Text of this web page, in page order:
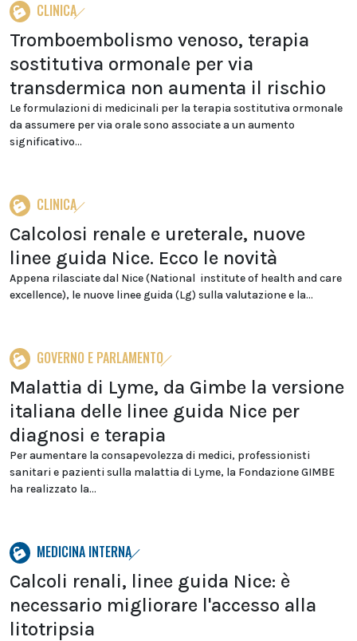
CLINICA
Tromboembolismo venoso, terapia
sostitutiva ormonale per via
transdermica non aumenta il rischio
Le formulazioni di medicinali per la terapia sostitutiva ormonale
da assumere per via orale sono associate a un aumento
significativo...
CLINICA
Calcolosi renale e ureterale, nuove
linee guida Nice. Ecco le novità
Appena rilasciate dal Nice (National institute of health and care
excellence), le nuove linee guida (Lg) sulla valutazione e la...
GOVERNO E PARLAMENTO
Malattia di Lyme, da Gimbe la versione
italiana delle linee guida Nice per
diagnosi e terapia
Per aumentare la consapevolezza di medici, professionisti
sanitari e pazienti sulla malattia di Lyme, la Fondazione GIMBE
ha realizzato la...
MEDICINA INTERNA
Calcoli renali, linee guida Nice: è
necessario migliorare l'accesso alla
litotripsia